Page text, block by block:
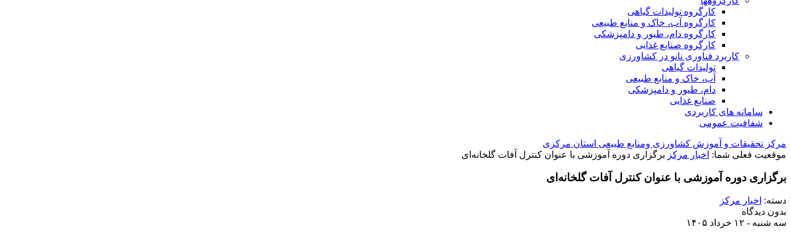
کارگروه تولیدات گیاهی
کارگروه آب، خاک و منابع طبیعی
کارگروه دام، طیور و دامپزشکی
کارگروه صنایع غذایی
کاربرد فناوری نانو در کشاورزی
تولیدات گیاهی
آب، خاک و منابع طبیعی
دام، طیور و دامپزشکی
صنایع غذایی
سامانه های کاربردی
شفافیت عمومی
مرکز تحقیقات و آموزش کشاورزی ومنابع طبیعی استان مرکزی
موقعیت فعلی شما: اخبار مرکز برگزاری دوره آموزشی با عنوان کنترل آفات گلخانه‌ای
برگزاری دوره آموزشی با عنوان کنترل آفات گلخانه‌ای
دسته: اخبار مرکز
بدون دیدگاه
سه شنبه - ۱۲ خرداد ۱۴۰۵